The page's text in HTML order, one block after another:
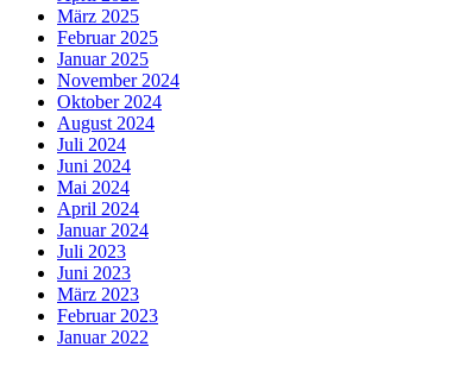
März 2025
Februar 2025
Januar 2025
November 2024
Oktober 2024
August 2024
Juli 2024
Juni 2024
Mai 2024
April 2024
Januar 2024
Juli 2023
Juni 2023
März 2023
Februar 2023
Januar 2022